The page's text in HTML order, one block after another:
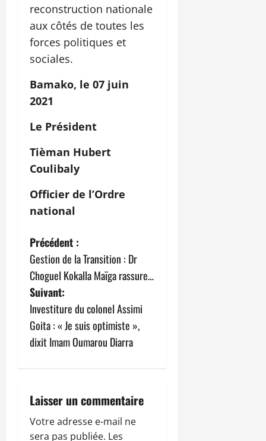
reconstruction nationale
aux côtés de toutes les
forces politiques et
sociales.
Bamako, le 07 juin
2021
Le Président
Tièman Hubert
Coulibaly
Officier de l’Ordre
national
N
a
v
i
g
t
i
Précédent :
Gestion de la Transition : Dr
Choguel Kokalla Maïga rassure…
Suivant:
Investiture du colonel Assimi
Goita : « Je suis optimiste »,
dixit Imam Oumarou Diarra
Laisser un commentaire
Votre adresse e-mail ne
sera pas publiée. Les